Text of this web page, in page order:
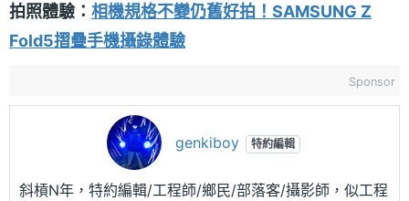
拍照體驗： 相機規格不變仍舊好拍！SAMSUNG Z
Fold5摺疊手機攝錄體驗
Sponsor
genkiboy 特約編輯
斜槓N年，特約編輯/工程師/鄉民/部落客/攝影師，似工程